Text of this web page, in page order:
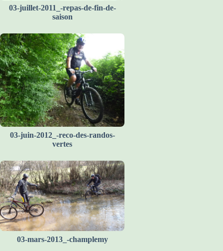
03-juillet-2011_-repas-de-fin-de-
saison
03-juin-2012_-reco-des-randos-
vertes
03-mars-2013_-champlemy